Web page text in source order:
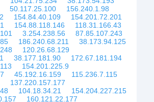
50.117.25.100
156.240.1.98
154.84.40.109
154.201.72.201
154.88.118.146
118.31.166.43
3.254.238.56
87.85.107.243
186.240.68.211
38.173.94.125
120.26.68.129
38.177.181.90
172.67.181.194
154.201.225.9
45.192.16.159
115.236.7.115
137.220.157.177
104.18.34.21
154.204.227.215
160.121.22.177